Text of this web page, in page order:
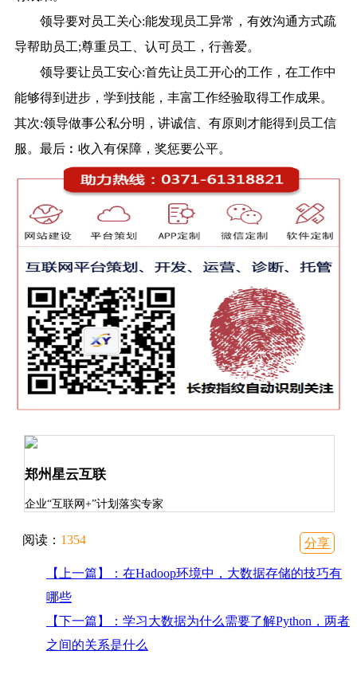
领导要对员工关心:能发现员工异常，有效沟通方式疏
导帮助员工;尊重员工、认可员工，行善爱。
领导要让员工安心:首先让员工开心的工作，在工作中
能够得到进步，学到技能，丰富工作经验取得工作成果。
其次:领导做事公私分明，讲诚信、有原则才能得到员工信
服。最后︰收入有保障，奖惩要公平。
郑州星云互联
企业“互联网+”计划落实专家
阅读： 1354 分享
【上一篇】：在Hadoop环境中，大数据存储的技巧有
哪些
【下一篇】：学习大数据为什么需要了解Python，两者
之间的关系是什么